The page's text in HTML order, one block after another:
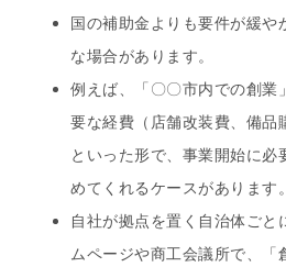
国の補助金よりも要件が緩や
な場合があります。
例えば、「〇〇市内での創業
要な経費（店舗改装費、備品
といった形で、事業開始に必
めてくれるケースがあります。
自社が拠点を置く自治体ごと
ムページや商工会議所で、「